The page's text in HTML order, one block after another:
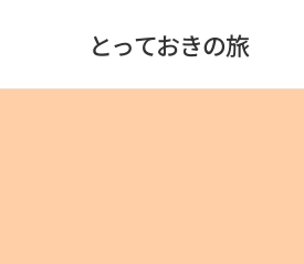
とっておきの旅